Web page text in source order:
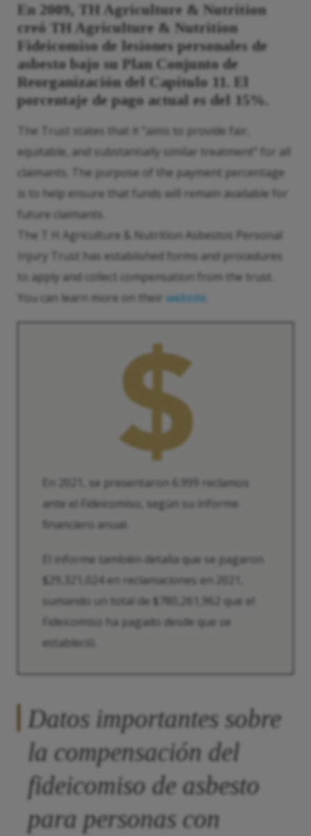
En 2009, TH Agriculture & Nutrition
creó TH Agriculture & Nutrition
Fideicomiso de lesiones personales de
asbesto bajo su Plan Conjunto de
Reorganización del Capítulo 11. El
porcentaje de pago actual es del 15%.
The Trust states that it “aims to provide fair,
equitable, and substantially similar treatment” for all
claimants. The purpose of the payment percentage
is to help ensure that funds will remain available for
future claimants.
The T H Agriculture & Nutrition Asbestos Personal
Injury Trust has established forms and procedures
to apply and collect compensation from the trust.
You can learn more on their website
En 2021, se presentaron 6.999 reclamos
ante el Fideicomiso, según su informe
financiero anual.
El informe también detalla que se pagaron
$29,321,024 en reclamaciones en 2021,
sumando un total de $780,261,962 que el
Fideicomiso ha pagado desde que se
estableció.
Datos importantes sobre
la compensación del
fideicomiso de asbesto
para personas con